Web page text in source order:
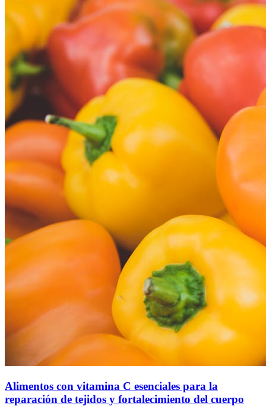
Alimentos con vitamina C esenciales para la
reparación de tejidos y fortalecimiento del cuerpo